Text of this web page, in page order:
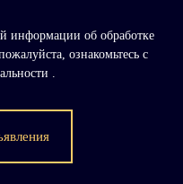
информации об обработке
ознакомьтесь с